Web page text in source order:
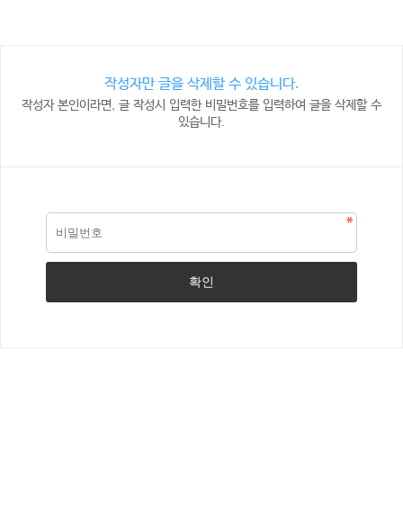
작성자만 글을 삭제할 수 있습니다.
작성자 본인이라면, 글 작성시 입력한 비밀번호를 입력하여 글을 삭제할 수
있습니다.